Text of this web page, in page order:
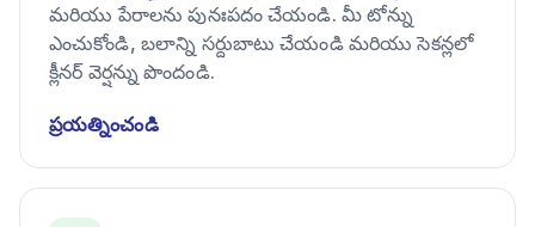
మరియు పేరాలను పునఃపదం చేయండి. మీ టోన్ను
ఎంచుకోండి, బలాన్ని సర్దుబాటు చేయండి మరియు సెకన్లలో
క్లీనర్ వెర్షన్ను పొందండి.
ప్రయత్నించండి